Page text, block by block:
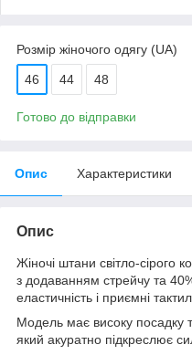
Розмір жіночого одягу (UA)
46 44 48
Готово до відправки
Опис Характеристики
Опис
Жіночі штани світло-сірого
з додаванням стрейчу та
еластичність і приємні
Модель має високу посадку
який акуратно підкреслює